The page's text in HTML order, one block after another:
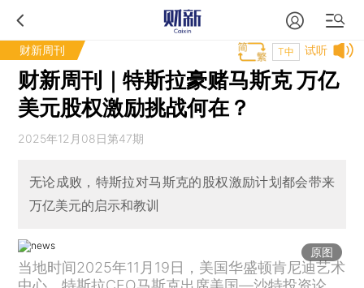
财新周刊 试听
T中
财新周刊｜特斯拉豪赌马斯克 万亿
美元股权激励挑战何在？
2025年12月08日第47期
无论成败，特斯拉对马斯克的股权激励计划都会带来
万亿美元的启示和教训
原图
当地时间2025年11月19日，美国华盛顿肯尼迪艺术